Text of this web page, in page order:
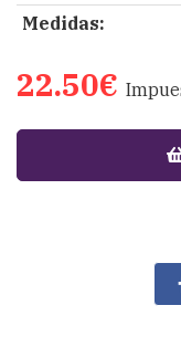
Medidas:
22.50€